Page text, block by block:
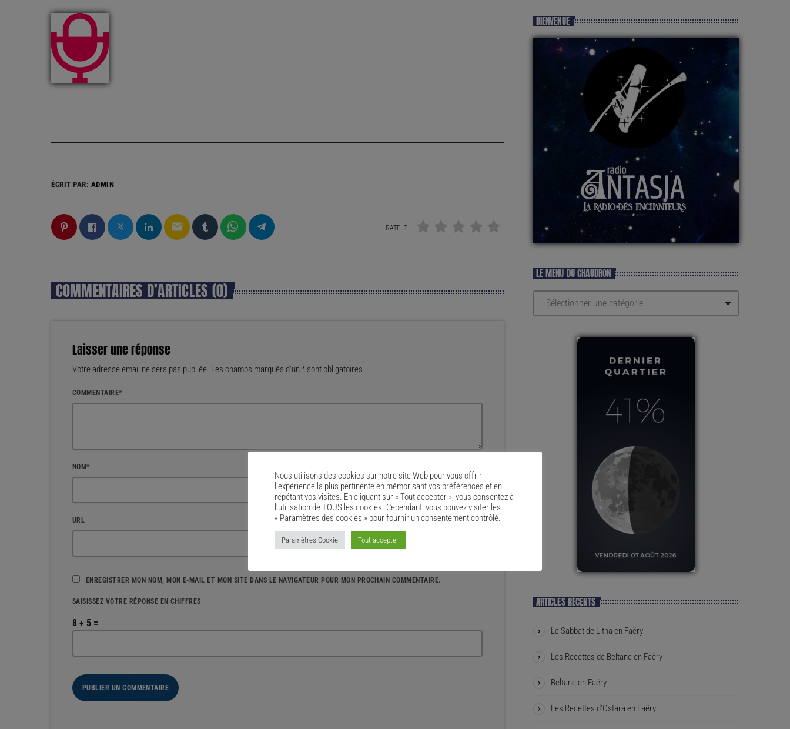
ÉCRIT PAR: ADMIN
email RATE IT
COMMENTAIRES D’ARTICLES (0)
Laisser une réponse
Votre adresse email ne sera pas publiée. Les champs marqués d'un * sont obligatoires
COMMENTAIRE*
NOM*
URL
ENREGISTRER MON NOM, MON E-MAIL ET MON SITE DANS LE NAVIGATEUR POUR MON PROCHAIN COMMENTAIRE.
SAISISSEZ VOTRE RÉPONSE EN CHIFFRES
8 + 5 =
BIENVENUE
LE MENU DU CHAUDRON
ARTICLES RÉCENTS
Le Sabbat de Litha en Faëry
Les Recettes de Beltane en Faëry
Beltane en Faëry
Les Recettes d’Ostara en Faëry
Nous utilisons des cookies sur notre site Web pour vous offrir
l'expérience la plus pertinente en mémorisant vos préférences et en
répétant vos visites. En cliquant sur « Tout accepter », vous consentez à
l'utilisation de TOUS les cookies. Cependant, vous pouvez visiter les
« Paramètres des cookies » pour fournir un consentement contrôlé.
Paramètres Cookie Tout accepter